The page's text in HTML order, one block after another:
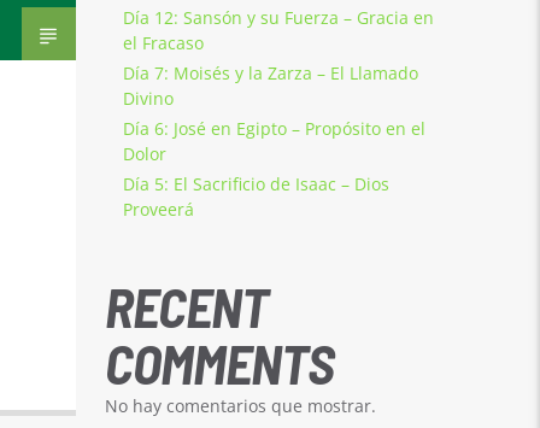
Día 12: Sansón y su Fuerza – Gracia en
el Fracaso
Día 7: Moisés y la Zarza – El Llamado
Divino
Día 6: José en Egipto – Propósito en el
Dolor
Día 5: El Sacrificio de Isaac – Dios
Proveerá
RECENT
COMMENTS
No hay comentarios que mostrar.